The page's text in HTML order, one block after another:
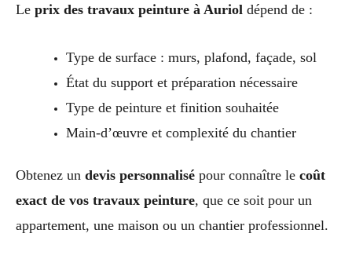
Le prix des travaux peinture à Auriol dépend de :
Type de surface : murs, plafond, façade, sol
État du support et préparation nécessaire
Type de peinture et finition souhaitée
Main-d’œuvre et complexité du chantier
Obtenez un devis personnalisé pour connaître le coût
exact de vos travaux peinture, que ce soit pour un
appartement, une maison ou un chantier professionnel.